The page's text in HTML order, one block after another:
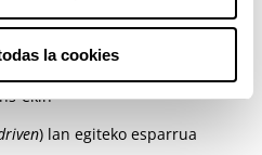
la cookies
eta txostenak sortzea
ekin
) lan egiteko esparrua